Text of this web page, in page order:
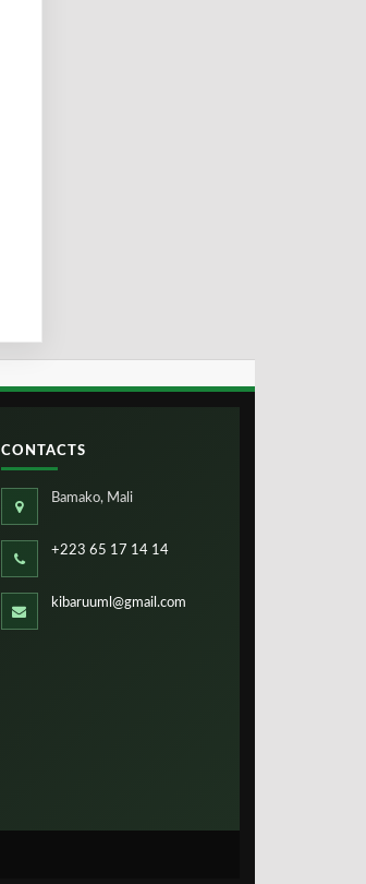
CONTACTS
Bamako, Mali
+223 65 17 14 14
kibaruuml@gmail.com